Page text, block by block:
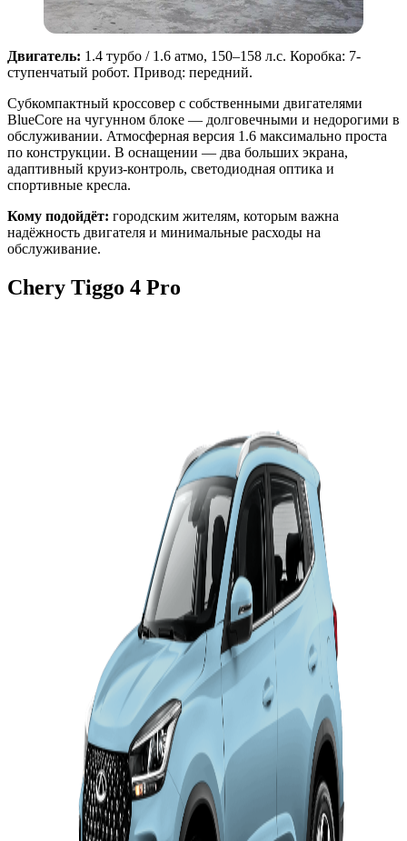
Двигатель: 1.4 турбо / 1.6 атмо, 150–158 л.с. Коробка: 7-
ступенчатый робот. Привод: передний.
Субкомпактный кроссовер с собственными двигателями
BlueCore на чугунном блоке — долговечными и недорогими в
обслуживании. Атмосферная версия 1.6 максимально проста
по конструкции. В оснащении — два больших экрана,
адаптивный круиз-контроль, светодиодная оптика и
спортивные кресла.
Кому подойдёт: городским жителям, которым важна
надёжность двигателя и минимальные расходы на
обслуживание.
Chery Tiggo 4 Pro